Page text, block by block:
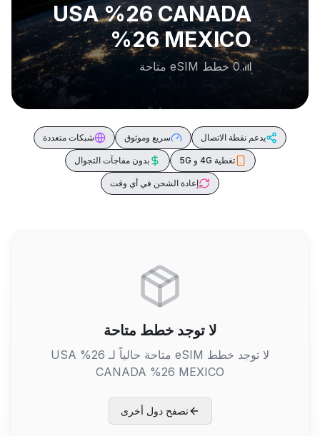
USA %26 CANADA
%26 MEXICO
0 خطط eSIM متاحة
يدعم نقطة الاتصال سريع وموثوق شبكات متعددة
تغطية 4G و 5G بدون مفاجآت التجوال
إعادة الشحن في أي وقت
لا توجد خطط متاحة
لا توجد خطط eSIM متاحة حالياً لـ
USA %26
CANADA %26 MEXICO
تصفح دول أخرى